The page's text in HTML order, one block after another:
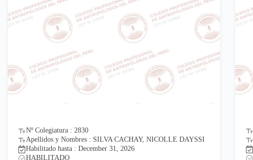
Nº Colegiatura : 2830
Apellidos y Nombres : SILVA CACHAY, NICOLLE DAYSSI
Habilitado hasta : December 31, 2026
HABILITADO